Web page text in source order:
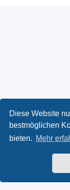
Diese Website
bestmöglichen
bieten. Mehr